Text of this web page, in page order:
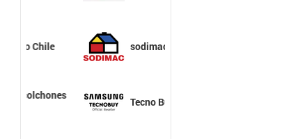
sodimac chile
Tecno Buy